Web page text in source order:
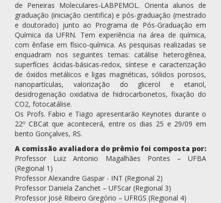
de Peneiras Moleculares-LABPEMOL. Orienta alunos de
graduação (iniciação cientifica) e pós-graduação (mestrado
e doutorado) junto ao Programa de Pós-Graduação em
Química da UFRN. Tem experiência na área de química,
com ênfase em físico-química. As pesquisas realizadas se
enquadram nos seguintes temas: catálise heterogênea,
superfícies ácidas-básicas-redox, síntese e caracterização
de óxidos metálicos e ligas magnéticas, sólidos porosos,
nanopartículas, valorização do glicerol e etanol,
desidrogenação oxidativa de hidrocarbonetos, fixação do
CO2, fotocatálise.
Os Profs. Fabio e Tiago apresentarão Keynotes durante o
22º CBCat que acontecerá, entre os dias 25 e 29/09 em
bento Gonçalves, RS.
A comissão avaliadora do prêmio foi composta por:
Professor Luiz Antonio Magalhães Pontes – UFBA
(Regional 1)
Professor Alexandre Gaspar - INT (Regional 2)
Professor Daniela Zanchet – UFScar (Regional 3)
Professor José Ribeiro Gregório – UFRGS (Regional 4)